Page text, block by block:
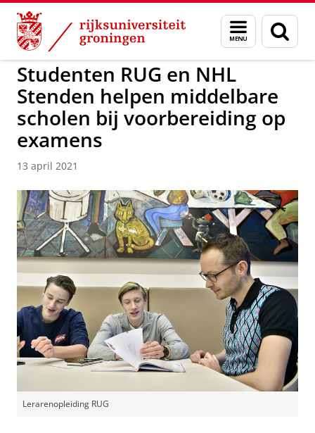
Skip
Content
Skip
Navigation
Menu
en
zoeken
GMW
Studenten RUG en NHL
Stenden helpen middelbare
scholen bij voorbereiding op
examens
13 april 2021
Lerarenopleiding RUG